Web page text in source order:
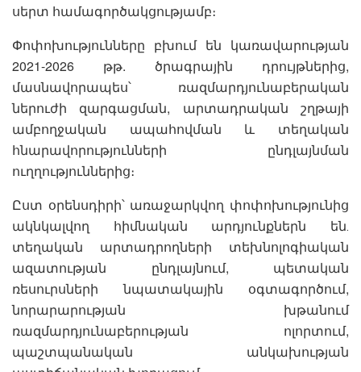
սերտ համագործակցությամբ։
Փոփոխությունները բխում են կառավարության
2021-2026 թթ. ծրագրային դրույթներից,
մասնավորապես՝ ռազմարդյունաբերական
ներուժի զարգացման, արտադրական շղթայի
ամբողջական ապահովման և տեղական
հնարավորությունների ընդլայնման
ուղղություններից։
Ըստ օրենսդիրի՝ առաջարկվող փոփոխությունից
ակնկալվող հիմնական արդյունքներն են․
տեղական արտադրողների տեխնոլոգիական
ազատության ընդլայնում, պետական
ռեսուրսների նպատակային օգտագործում,
նորարարության խթանում
ռազմարդյունաբերության ոլորտում,
պաշտպանական անկախության